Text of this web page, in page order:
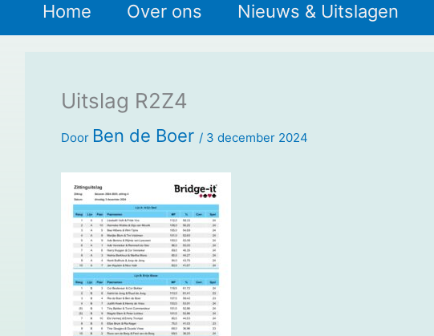
Home Over ons Nieuws & Uitslagen
Uitslag R2Z4
Door Ben de Boer / 3 december 2024